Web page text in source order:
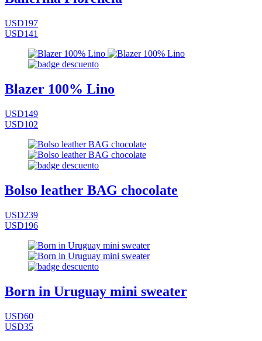
USD197
USD141
Blazer 100% Lino
USD149
USD102
Bolso leather BAG chocolate
USD239
USD196
Born in Uruguay mini sweater
USD60
USD35